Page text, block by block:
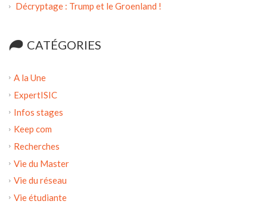
Décryptage : Trump et le Groenland !
CATÉGORIES
A la Une
ExpertISIC
Infos stages
Keep com
Recherches
Vie du Master
Vie du réseau
Vie étudiante